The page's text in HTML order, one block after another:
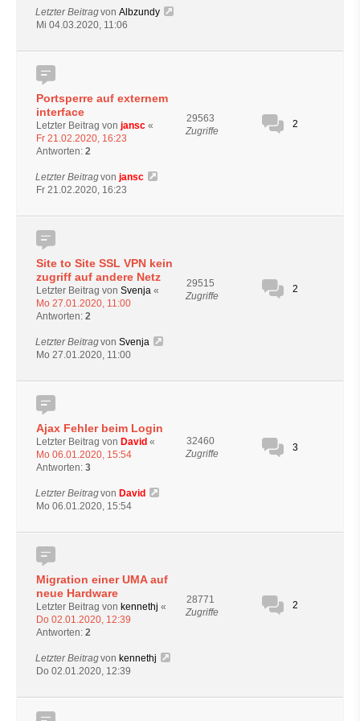
Letzter Beitragvon Albzundy
Mi 04.03.2020, 11:06
Portsperre auf externem
interface
Letzter Beitrag von jansc «
Fr 21.02.2020, 16:23
Antworten: 2
29563
Zugriffe
2
Letzter Beitragvon jansc
Fr 21.02.2020, 16:23
Site to Site SSL VPN kein
zugriff auf andere Netz
Letzter Beitrag von Svenja «
Mo 27.01.2020, 11:00
Antworten: 2
29515
Zugriffe
2
Letzter Beitragvon Svenja
Mo 27.01.2020, 11:00
Ajax Fehler beim Login
Letzter Beitrag von David «
Mo 06.01.2020, 15:54
Antworten: 3
32460
Zugriffe
3
Letzter Beitragvon David
Mo 06.01.2020, 15:54
Migration einer UMA auf
neue Hardware
Letzter Beitrag von kennethj «
Do 02.01.2020, 12:39
Antworten: 2
28771
Zugriffe
2
Letzter Beitragvon kennethj
Do 02.01.2020, 12:39